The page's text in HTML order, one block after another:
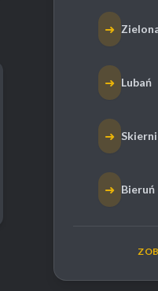
➜
➜ Lubań
➜
➜ Bieruń